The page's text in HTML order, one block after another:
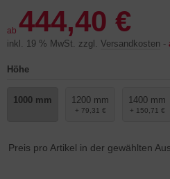
ab 444,40 €
inkl. 19 % MwSt. zzgl. Versandkosten -
Höhe
1000 mm 1200 mm
+ 79,31 €
1400 mm
+ 150,71 €
Preis pro Artikel in der gewählten